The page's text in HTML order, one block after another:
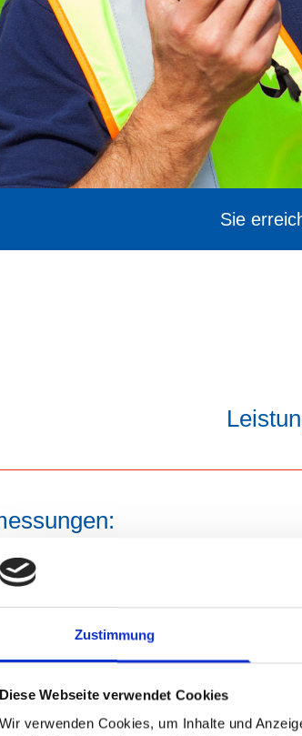
Zustimmung
Diese Webseite verwendet Cookies
Wir verwenden Cookies, um Inhalte und
Sie